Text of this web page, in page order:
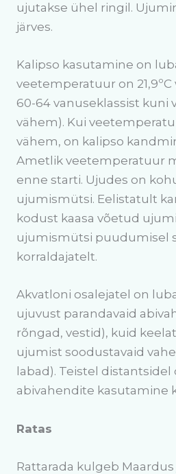
ujutakse ühel ringil.
järves.
Kalipso kasutamine on
veetemperatuur on
60-64 vanuseklassist kuni
vähem). Kui
vähem, on kalipso
Ametlik veetemperatuur
enne starti. Ujudes on
ujumismütsi. Eelistatult
kodust kaasa võetud
ujumismütsi puudumisel
korraldajatelt.
Akvatloni osalejatel on
ujuvust parandavaid
rõngad, vestid), kuid
ujumist soodustavaid
labad). Teistel
abivahendite kasutamine
Ratas
Rattarada kulgeb Maardus